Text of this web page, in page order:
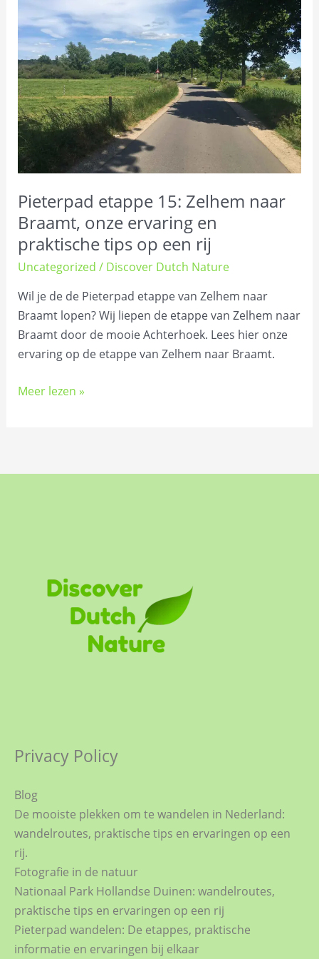
Pieterpad etappe 15: Zelhem naar
Braamt, onze ervaring en
praktische tips op een rij
Uncategorized / Discover Dutch Nature
Wil je de de Pieterpad etappe van Zelhem naar
Braamt lopen? Wij liepen de etappe van Zelhem naar
Braamt door de mooie Achterhoek. Lees hier onze
ervaring op de etappe van Zelhem naar Braamt.
Zelhem
naar
Braamt,
onze
ervaring
en
praktische
tips
een
rij
Meer lezen »
Privacy Policy
Blog
De mooiste plekken om te wandelen in Nederland:
wandelroutes, praktische tips en ervaringen op een
rij.
Fotografie in de natuur
Nationaal Park Hollandse Duinen: wandelroutes,
praktische tips en ervaringen op een rij
Pieterpad wandelen: De etappes, praktische
informatie en ervaringen bij elkaar